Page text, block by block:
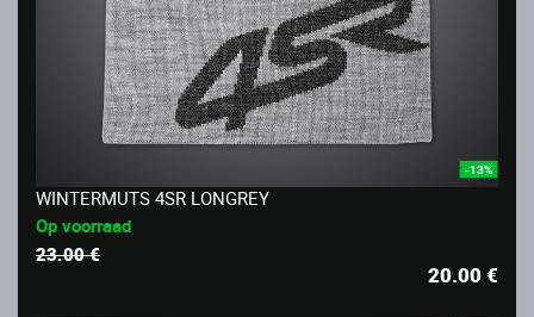
-13%
WINTERMUTS 4SR LONGREY
Op voorraad
23.00 €
20.00€